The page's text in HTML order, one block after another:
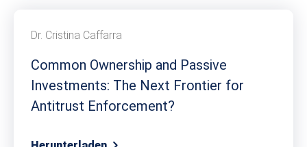
Dr. Cristina Caffarra
Common Ownership and Passive
Investments: The Next Frontier for
Antitrust Enforcement?